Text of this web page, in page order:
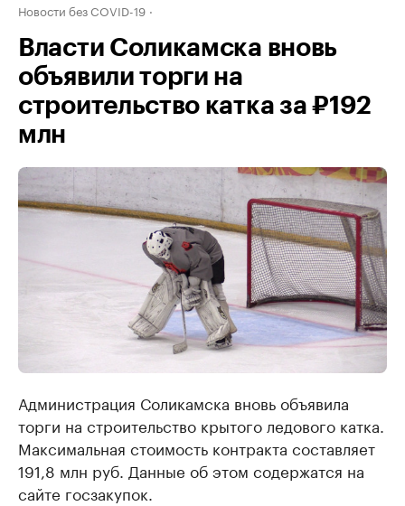
Новости без COVID-19
Власти Соликамска вновь
объявили торги на
строительство катка за ₽192
млн
Администрация Соликамска вновь объявила
торги на строительство крытого ледового катка.
Максимальная стоимость контракта составляет
191,8 млн руб. Данные об этом содержатся на
сайте госзакупок.